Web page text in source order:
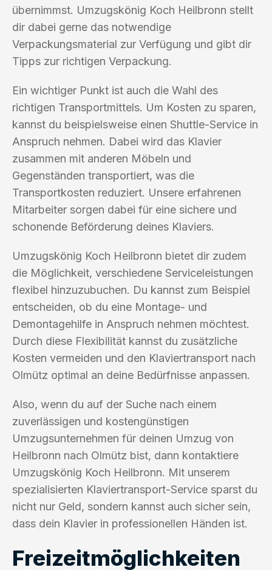
übernimmst. Umzugskönig Koch Heilbronn stellt
dir dabei gerne das notwendige
Verpackungsmaterial zur Verfügung und gibt dir
Tipps zur richtigen Verpackung.
Ein wichtiger Punkt ist auch die Wahl des
richtigen Transportmittels. Um Kosten zu sparen,
kannst du beispielsweise einen Shuttle-Service in
Anspruch nehmen. Dabei wird das Klavier
zusammen mit anderen Möbeln und
Gegenständen transportiert, was die
Transportkosten reduziert. Unsere erfahrenen
Mitarbeiter sorgen dabei für eine sichere und
schonende Beförderung deines Klaviers.
Umzugskönig Koch Heilbronn bietet dir zudem
die Möglichkeit, verschiedene Serviceleistungen
flexibel hinzuzubuchen. Du kannst zum Beispiel
entscheiden, ob du eine Montage- und
Demontagehilfe in Anspruch nehmen möchtest.
Durch diese Flexibilität kannst du zusätzliche
Kosten vermeiden und den Klaviertransport nach
Olmütz optimal an deine Bedürfnisse anpassen.
Also, wenn du auf der Suche nach einem
zuverlässigen und kostengünstigen
Umzugsunternehmen für deinen Umzug von
Heilbronn nach Olmütz bist, dann kontaktiere
Umzugskönig Koch Heilbronn. Mit unserem
spezialisierten Klaviertransport-Service sparst du
nicht nur Geld, sondern kannst auch sicher sein,
dass dein Klavier in professionellen Händen ist.
Freizeitmöglichkeiten